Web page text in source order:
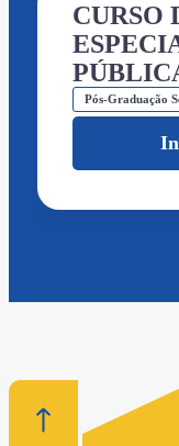
CURSO
Pós-Graduação